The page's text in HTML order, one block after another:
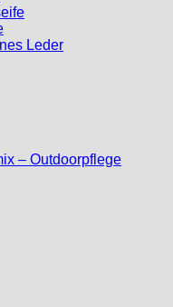
Leder
– Outdoorpflege